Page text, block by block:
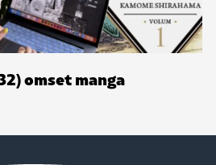
omset manga